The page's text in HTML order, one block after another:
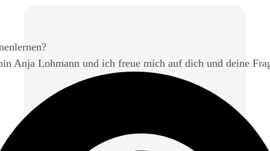
Anja Lohmann und ich freue mich auf dich und deine